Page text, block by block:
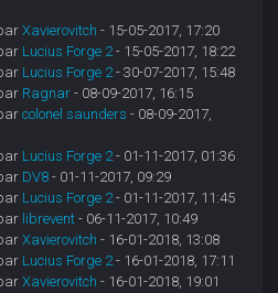
Xavierovitch - 15-05-2017, 17:20
Lucius Forge 2- 15-05-2017, 18:22
Lucius Forge 2- 30-07-2017, 15:48
Ragnar - 08-09-2017, 16:15
colonel saunders - 08-09-2017,
Lucius Forge 2- 01-11-2017, 01:36
DV8 - 01-11-2017, 09:29
Lucius Forge 2- 01-11-2017, 11:45
librevent - 06-11-2017, 10:49
Xavierovitch - 16-01-2018, 13:08
Lucius Forge 2- 16-01-2018, 17:11
Xavierovitch - 16-01-2018, 19:01